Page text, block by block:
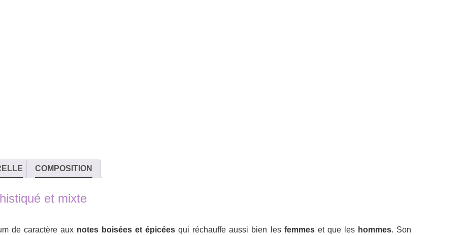
COMPOSITION
et mixte
de caractère aux notes boisées et épicées qui réchauffe aussi bien lesfemmeset que les hommes. Son